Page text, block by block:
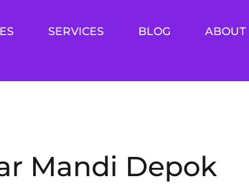
SERVICES BLOG ABOUT
Mandi Depok